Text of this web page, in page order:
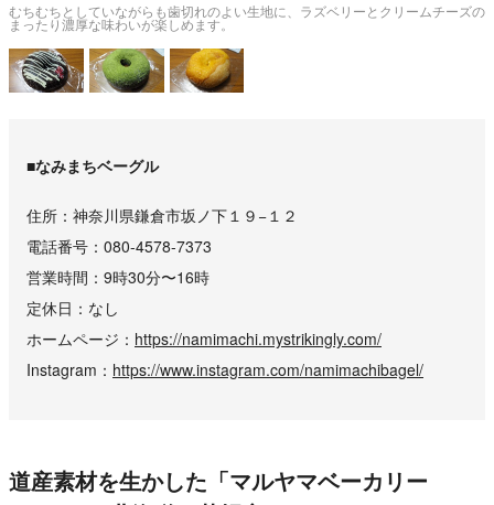
むちむちとしていながらも歯切れのよい生地に、ラズベリーとクリームチーズの
まったり濃厚な味わいが楽しめます。
■なみまちベーグル
住所
神奈川県鎌倉市坂ノ下１９−１２
電話番号
080-4578-7373
営業時間
9時30分〜16時
定休日
なし
ホームページ
https://namimachi.mystrikingly.com/
Instagram
https://www.instagram.com/namimachibagel/
道産素材を生かした「マルヤマベーカリー